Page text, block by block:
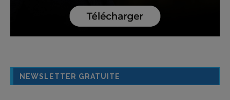
NEWSLETTER GRATUITE